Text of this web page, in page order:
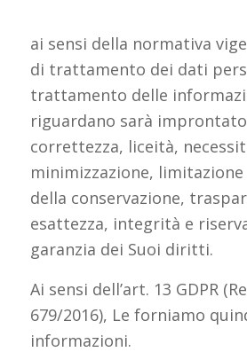
ai sensi della normativa
di trattamento dei dati
trattamento delle
riguardano sarà
correttezza, liceità,
minimizzazione,
della conservazione,
esattezza, integrità e
garanzia dei Suoi diritti.
Ai sensi dell’art. 13 GDPR
679/2016), Le forniamo
informazioni.